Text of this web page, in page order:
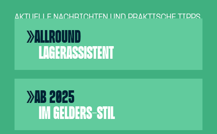
AKTUELLE NACHRICHTEN UND PRAKTISCHE TIPPS
Allround
Lagerassistent
ab 2025
im Gelders-Stil